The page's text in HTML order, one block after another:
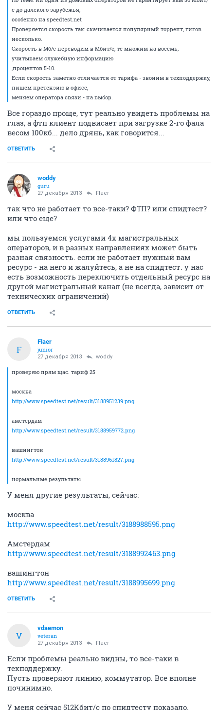
Если скорость заметно отличается от тарифа -
звоним в техподдержку, пишем претензию в офисе,
меняем оператора связи - на выбор.
ОТВЕТИТЬ
26 декабря 2013
интернета от "Электронного города".
Второй день просто ужас, а в декабре просто слабоватая связь...
F
Flaer
junior
номер договора скажите
ОТВЕТИТЬ
woddy
guru
27 декабря 2013 Flaer
проверяю прям щас. тариф 25
москва
http://www.speedtest.net/result/3188951239.png
амстердам
http://www.speedtest.net/result/3188959772.png
http://www.speedtest.net/result/3188961827.png
ОТВЕТИТЬ
woddy
2093
Command: show error ports 48
RX Frames TX Frames
---------- ----------
Undersize 0 CRC Error 0
Oversize 0 Late Collision 0
Fragment 2 Excessive Collision 0
Jabber 0 Single Collision 0
Drop Pkts 660 Collision 0
есть немного ошибок на порту, может в кабеле дело.
роутер используется?
ОТВЕТИТЬ
Flaer
27 декабря 2013